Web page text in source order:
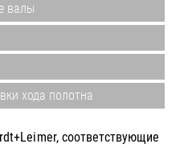
валы
хода полотна
соответствующие